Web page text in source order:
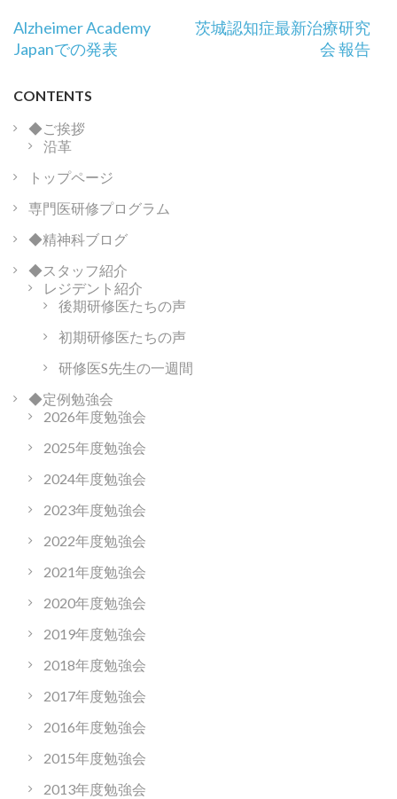
投
稿
ビ
ゲ
ー
シ
ョ
ン
Alzheimer Academy
Japanでの発表
茨城認知症最新治療研究
会 報告
CONTENTS
◆ご挨拶
沿革
トップページ
専門医研修プログラム
◆精神科ブログ
◆スタッフ紹介
レジデント紹介
後期研修医たちの声
初期研修医たちの声
研修医S先生の一週間
◆定例勉強会
2026年度勉強会
2025年度勉強会
2024年度勉強会
2023年度勉強会
2022年度勉強会
2021年度勉強会
2020年度勉強会
2019年度勉強会
2018年度勉強会
2017年度勉強会
2016年度勉強会
2015年度勉強会
2013年度勉強会